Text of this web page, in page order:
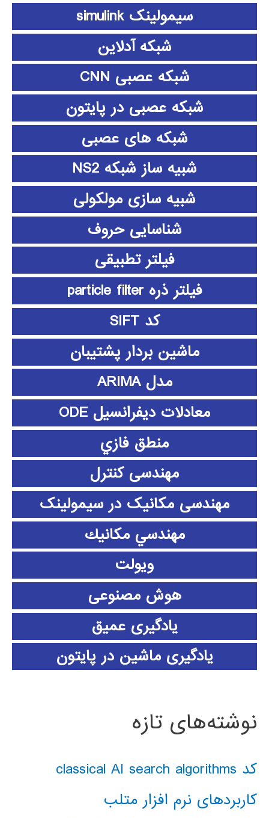
سیمولینک simulink
شبکه آدلاین
شبکه عصبی CNN
شبکه عصبی در پایتون
شبکه های عصبی
شبیه ساز شبکه NS2
شبیه سازی مولکولی
شناسایی حروف
فیلتر تطبیقی
فیلتر ذره particle filter
کد SIFT
ماشین بردار پشتیبان
مدل ARIMA
معادلات دیفرانسیل ODE
منطق فازي
مهندسی کنترل
مهندسی مکانیک در سیمولینک
مهندسي مكانيك
ویولت
هوش مصنوعی
یادگیری عمیق
یادگیری ماشین در پایتون
نوشته‌های تازه
کد classical AI search algorithms
کاربردهای نرم افزار متلب